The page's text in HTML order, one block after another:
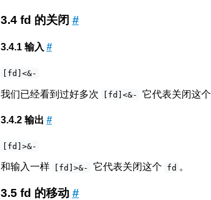
fd 的关闭 #
输入 #
[fd]<&-
我们已经看到过好多次 [fd]<&- 它代表关闭这个
输出 #
[fd]>&-
和输入一样 [fd]>&- 它代表关闭这个 fd 。
fd 的移动 #